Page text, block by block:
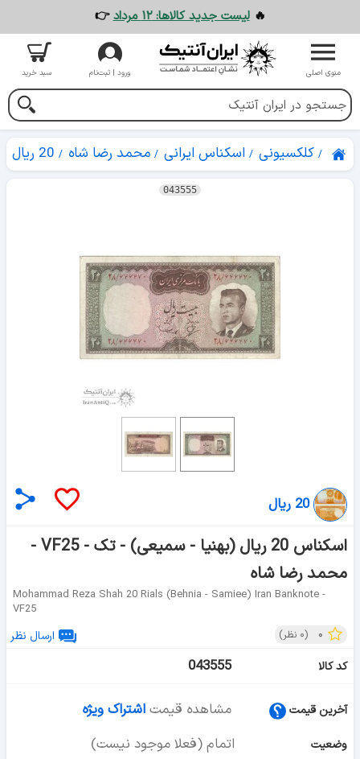
🔥لیست جدید کالاها: ۱۲ مرداد 👉
منوی اصلی ورود | ثبت‌نام سبد خرید
کلکسیونی اسکناس ایرانی محمد رضا شاه 20 ریال
043555
20 ریال
اسکناس 20 ریال (بهنیا - سمیعی) - تک - VF25 -
محمد رضا شاه
Mohammad Reza Shah 20 Rials (behnia - Samiee) Iran Banknote -
VF25
۰ (۰ نظر)
ارسال نظر
کد کالا
043555
آخرین قیمت مشاهده قیمت اشتراک ویژه
وضعیت اتمام (فعلا موجود نیست)